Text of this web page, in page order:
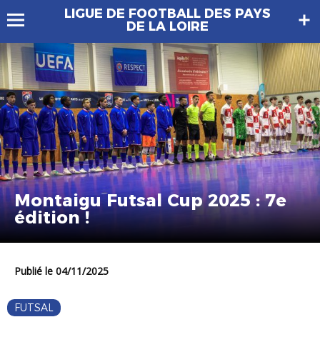
LIGUE DE FOOTBALL DES PAYS
DE LA LOIRE
Montaigu Futsal Cup 2025 : 7e
édition !
Publié le 04/11/2025
FUTSAL